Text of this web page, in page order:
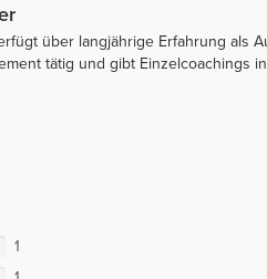
über langjährige Erfahrung als
tätig und gibt Einzelcoachings
1